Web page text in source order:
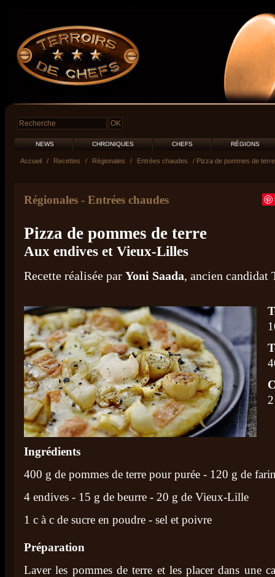
NEWS CHRONIQUES CHEFS RÉGIONS
Accueil / Recettes / Régionales / Entrées chaudes / Pizza de pommes de terre
Régionales - Entrées chaudes
Pizza de pommes de terre
Aux endives et Vieux-Lilles
Recette réalisée par Yoni Saada, ancien candidat
Ingrédients
400 g de pommes de terre pour purée - 120 g de
4 endives - 15 g de beurre - 20 g de Vieux-Lille
1 c à c de sucre en poudre - sel et poivre
Préparation
Laver les pommes de terre et les placer dans une